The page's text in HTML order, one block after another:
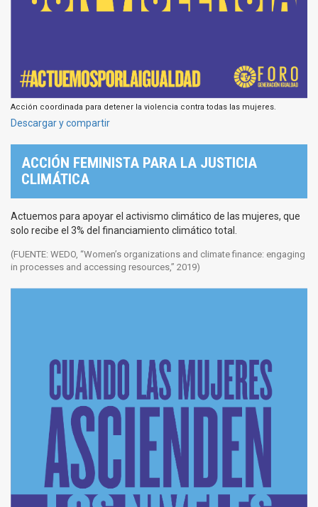
Acción coordinada para detener la violencia contra todas las mujeres.
Descargar y compartir
ACCIÓN FEMINISTA PARA LA JUSTICIA
CLIMÁTICA
Actuemos para apoyar el activismo climático de las mujeres, que
solo recibe el 3% del financiamiento climático total.
(FUENTE: WEDO, “Women’s organizations and climate finance: engaging
in processes and accessing resources,” 2019)